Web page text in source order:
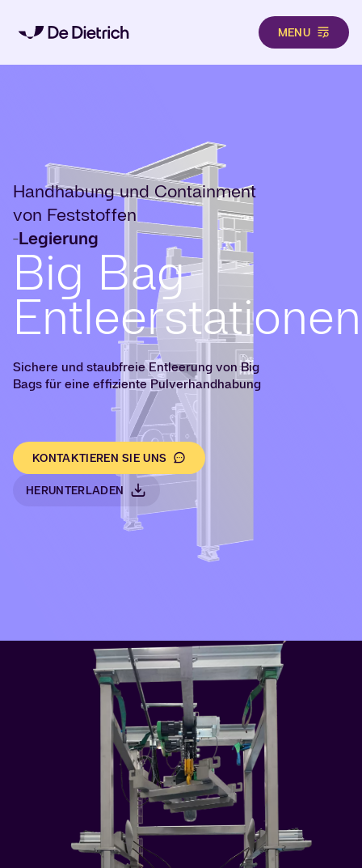
MENU
Handhabung und Containment
von Feststoffen
-Legierung
Big Bag
Entleerstationen
Sichere und staubfreie Entleerung von Big
Bags für eine effiziente Pulverhandhabung
KONTAKTIEREN SIE UNS
HERUNTERLADEN